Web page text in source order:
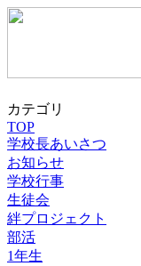
カテゴリ
TOP
学校長あいさつ
お知らせ
学校行事
生徒会
絆プロジェクト
部活
1年生